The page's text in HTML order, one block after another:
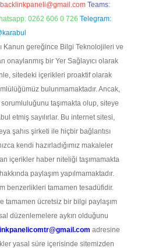
backlinkpaneli@gmail.com Teams:
0262 606 0 726 Telegram:
Kanun gereğince Bilgi Teknolojileri ve
onaylanmış bir Yer Sağlayıcı olarak
sitedeki içerikleri proaktif olarak
bulunmamaktadır. Ancak,
taşımakta olup, siteye
etmiş sayılırlar. Bu internet sitesi,
şahıs şirketi ile hiçbir bağlantısı
kendi hazırladığımız makaleler
içerikler haber niteliği taşımamakta
paylaşım yapılmamaktadır.
benzerlikleri tamamen tesadüfidir.
tamamen ücretsiz bir bilgi paylaşım
düzenlemelere aykırı olduğunu
adresine
yasal süre içerisinde sitemizden